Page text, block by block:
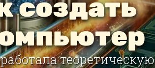
создать
теоретическую